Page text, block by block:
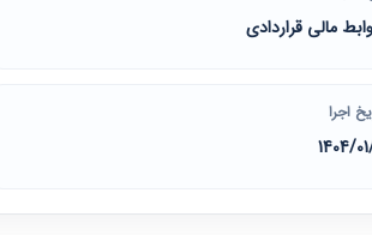
مالی قراردادی
اجرا
1404/